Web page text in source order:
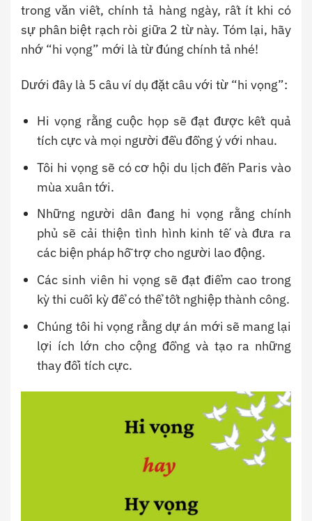
trong văn viết, chính tả hàng ngày, rất ít khi có
sự phân biệt rạch ròi giữa 2 từ này. Tóm lại, hãy
nhớ “hi vọng” mới là từ đúng chính tả nhé!
Dưới đây là 5 câu ví dụ đặt câu với từ “hi vọng”:
Hi vọng rằng cuộc họp sẽ đạt được kết quả
tích cực và mọi người đều đồng ý với nhau.
Tôi hi vọng sẽ có cơ hội du lịch đến Paris vào
mùa xuân tới.
Những người dân đang hi vọng rằng chính
phủ sẽ cải thiện tình hình kinh tế và đưa ra
các biện pháp hỗ trợ cho người lao động.
Các sinh viên hi vọng sẽ đạt điểm cao trong
kỳ thi cuối kỳ để có thể tốt nghiệp thành công.
Chúng tôi hi vọng rằng dự án mới sẽ mang lại
lợi ích lớn cho cộng đồng và tạo ra những
thay đổi tích cực.